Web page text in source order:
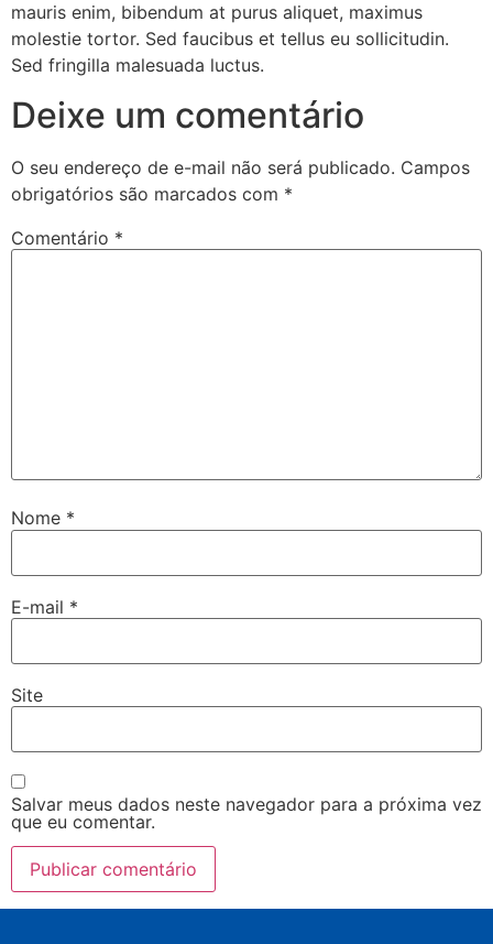
mauris enim, bibendum at purus aliquet, maximus
molestie tortor. Sed faucibus et tellus eu sollicitudin.
Sed fringilla malesuada luctus.
Deixe um comentário
O seu endereço de e-mail não será publicado. Campos
obrigatórios são marcados com *
Comentário *
Nome *
E-mail *
Site
Salvar meus dados neste navegador para a próxima vez
que eu comentar.